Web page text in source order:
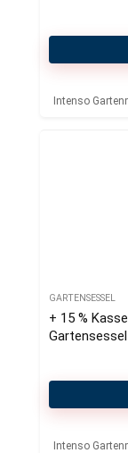
Intenso
GARTENSESSEL
+ 15 %
Gartensessel
Intenso